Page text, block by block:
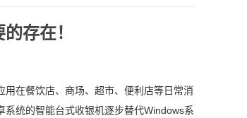
存在！
在餐饮店、商场、超市、便利店等日常消
统的智能台式收银机逐步替代Windows系